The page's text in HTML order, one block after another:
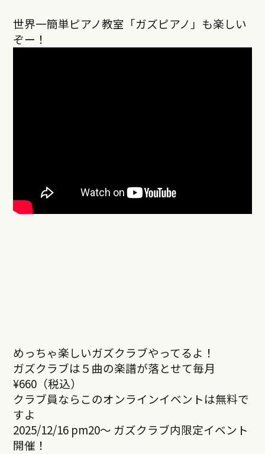
世界一簡単ピアノ教室「ガズピアノ」も楽しい
ぞー！
めっちゃ楽しいガズクラブやってるよ！
ガズクラブは５曲の楽譜が落とせて毎月
¥660（税込）
クラブ員ならこのオンラインイベントは無料で
すよ
2025/12/16 pm20～ ガズクラブ内限定イベント
開催！